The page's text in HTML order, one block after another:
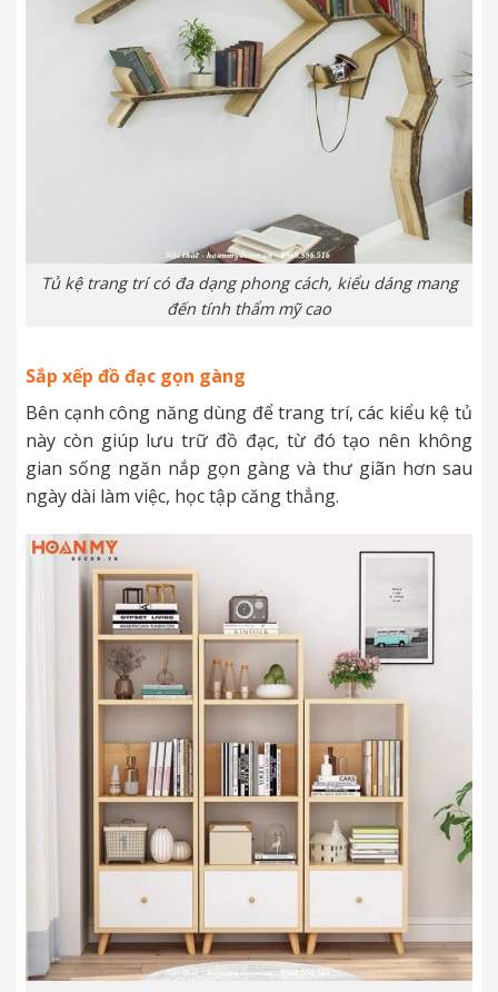
Tủ kệ trang trí có đa dạng phong cách, kiểu dáng mang
đến tính thẩm mỹ cao
Sắp xếp đồ đạc gọn gàng
Bên cạnh công năng dùng để trang trí, các kiểu kệ tủ
này còn giúp lưu trữ đồ đạc, từ đó tạo nên không
gian sống ngăn nắp gọn gàng và thư giãn hơn sau
ngày dài làm việc, học tập căng thẳng.